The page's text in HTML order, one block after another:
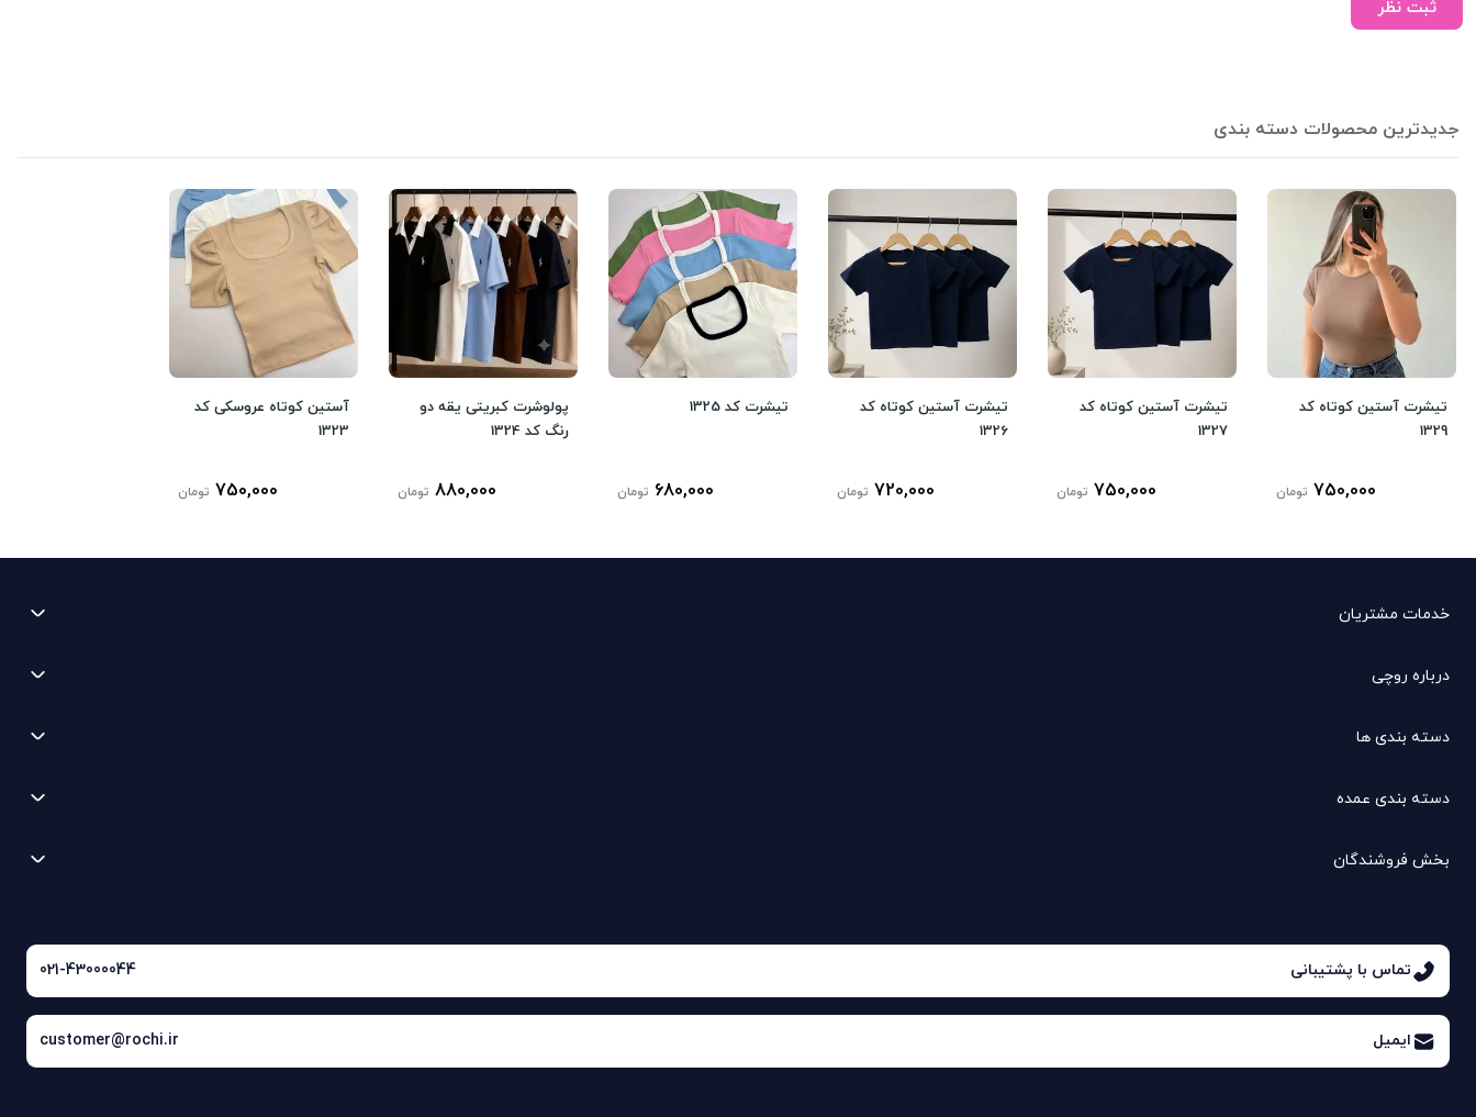
ثبت نظر
جدیدترین محصولات دسته بندی
تیشرت آستین کوتاه کد
1329
750,000 تومان
تیشرت آستین کوتاه کد
1327
750,000 تومان
تیشرت آستین کوتاه کد
1326
720,000 تومان
تیشرت کد 1325
680,000 تومان
پولوشرت کبریتی یقه دو
رنگ کد 1324
880,000 تومان
آستین کوتاه عروسکی کد
1323
750,000 تومان
خدمات مشتریان
درباره روچی
دسته بندی ها
دسته بندی عمده
بخش فروشندگان
تماس با پشتیبانی 021-43000044
ایمیل customer@rochi.ir